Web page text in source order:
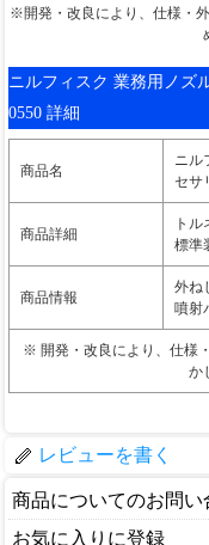
※開発・改良により、仕様・
ニルフィスク 業務用ノズ
0550 詳細
商品名
ニル
セサ
商品詳細
ト
標準
商品情報
外ね
噴射
※ 開発・改良により、仕様
か
レビューを書く
商品についてのお問い
お気に入りに登録